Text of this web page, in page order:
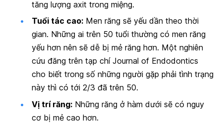
tăng lượng axit trong miệng.
Tuổi tác cao: Men răng sẽ yếu dần theo thời
gian. Những ai trên 50 tuổi thường có men răng
yếu hơn nên sẽ dễ bị mẻ răng hơn. Một nghiên
cứu đăng trên tạp chí Journal of Endodontics
cho biết trong số những người gặp phải tình trạng
này thì có tới 2/3 đã trên 50.
Vị trí răng: Những răng ở hàm dưới sẽ có nguy
cơ bị mẻ cao hơn.